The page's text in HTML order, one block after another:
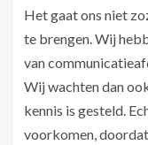
Het gaat ons niet
te brengen. Wij
van
Wij wachten dan
kennis is gesteld.
voorkomen,